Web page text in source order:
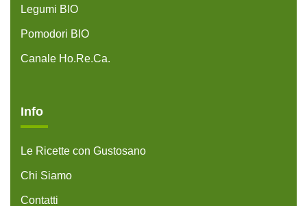
Legumi BIO
Pomodori BIO
Canale Ho.Re.Ca.
Info
Le Ricette con Gustosano
Chi Siamo
Contatti